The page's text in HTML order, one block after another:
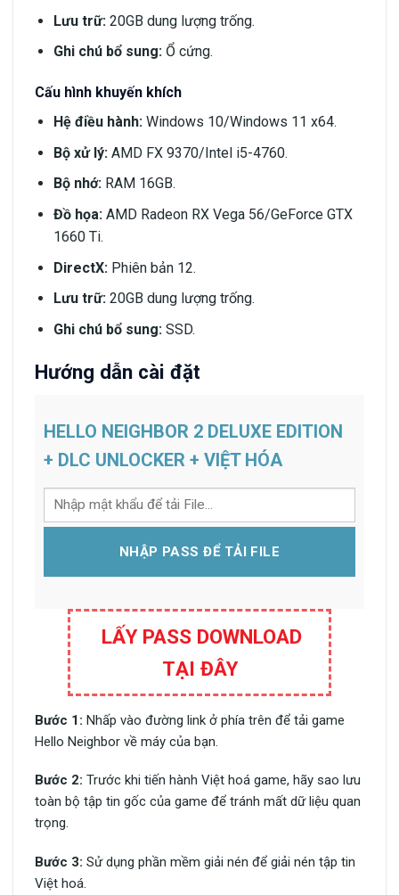
Lưu trữ:20GB dung lượng trống.
Ghi chú bổ sung:Ổ cứng.
Cấu hình khuyến khích
Hệ điều hành:Windows 10/Windows 11 x64.
Bộ xử lý:AMD FX 9370/Intel i5-4760.
Bộ nhớ:RAM 16GB.
Đồ họa:AMD Radeon RX Vega 56/GeForce GTX
1660 Ti.
DirectX:Phiên bản 12.
Lưu trữ:20GB dung lượng trống.
Ghi chú bổ sung:SSD.
Hướng dẫn cài đặt
HELLO NEIGHBOR 2 DELUXE EDITION
+ DLC UNLOCKER + VIỆT HÓA
NHẬP PASS ĐỂ TẢI FILE
LẤY PASS DOWNLOAD
TẠI ĐÂY
Bước 1: Nhấp vào đường link ở phía trên để tải game
Hello Neighbor về máy của bạn.
Bước 2: Trước khi tiến hành Việt hoá game, hãy sao lưu
toàn bộ tập tin gốc của game để tránh mất dữ liệu quan
trọng.
Bước 3: Sử dụng phần mềm giải nén để giải nén tập tin
Việt hoá.